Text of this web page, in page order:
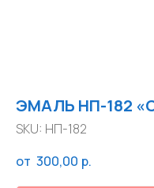
ЭМАЛЬ НП-182
SKU: НП-182
300,00 р.